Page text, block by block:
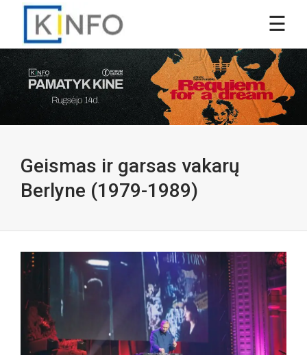
Geismas ir garsas vakarų
Berlyne (1979-1989)